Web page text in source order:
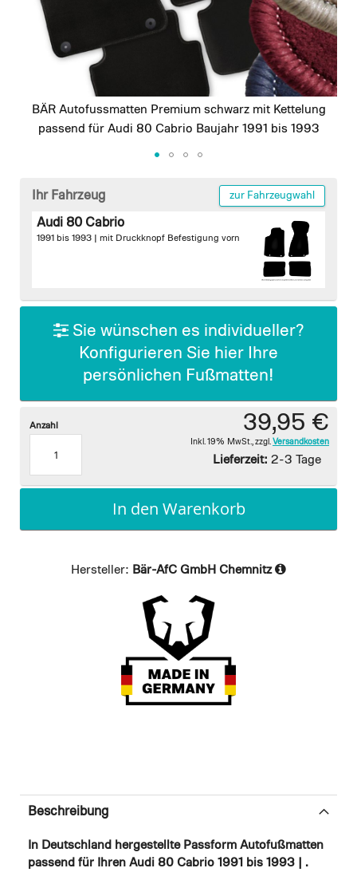
BÄR Autofussmatten Premium schwarz mit Kettelung
passend für Audi 80 Cabrio Baujahr 1991 bis 1993
beginning
gallery
Ihr Fahrzeug zur Fahrzeugwahl
Audi 80 Cabrio
1991 bis 1993 | mit Druckknopf Befestigung vorn
Sie wünschen es individueller?
Konfigurieren Sie hier Ihre
persönlichen Fußmatten!
39,95 €
Inkl. 19% MwSt. zzgl. Versandkosten
Lieferzeit: 2-3 Tage
Anzahl
In den Warenkorb
Hersteller: Bär-AfC GmbH Chemnitz
Beschreibung
In Deutschland hergestellte Passform Autofußmatten
passend für Ihren Audi 80 Cabrio 1991 bis 1993 | .